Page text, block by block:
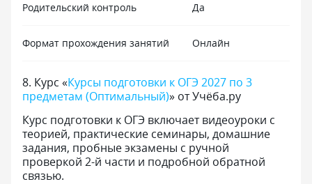
Родительский контроль Да
Формат прохождения занятий Онлайн
8. Курс «Курсы подготовки к ОГЭ 2027 по 3
предметам (Оптимальный)» от Учёба.ру
Курс подготовки к ОГЭ включает видеоуроки с
теорией, практические семинары, домашние
задания, пробные экзамены с ручной
проверкой 2-й части и подробной обратной
связью.